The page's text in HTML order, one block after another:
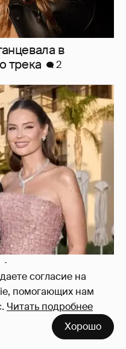
согласие на
помогающих нам
Читать подробнее
Хорошо
жену Алёну